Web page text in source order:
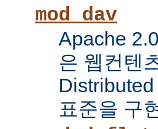
mod_dav
Apache
은 웹컨텐
표준을 구